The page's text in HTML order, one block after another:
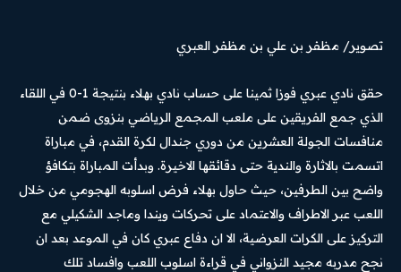
تصوير/ مظفر بن علي بن مظفر العبري
حقق نادي عبري فوزا ثمينا على حساب نادي بهلاء بنتيجة 1-0 في اللقاء
الذي جمع الفريقين على ملعب المجمع الرياضي بنزوى ضمن
منافسات الجولة العشرين من دوري جندال لكرة القدم، في مباراة
اتسمت بالاثارة والندية حتى دقائقها الاخيرة. وبدأت المباراة بتكافؤ
واضح بين الطرفين، حيث حاول بهلاء فرض اسلوبه الهجومي من خلال
اللعب عبر الاطراف والاعتماد على تحركات ويندا وماجد الشكيلي مع
التركيز على الكرات العرضية، الا ان دفاع عبري كان في الموعد بعد ان
نجح مدربه مجيد النزواني في قراءة اسلوب اللعب وافساد تلك